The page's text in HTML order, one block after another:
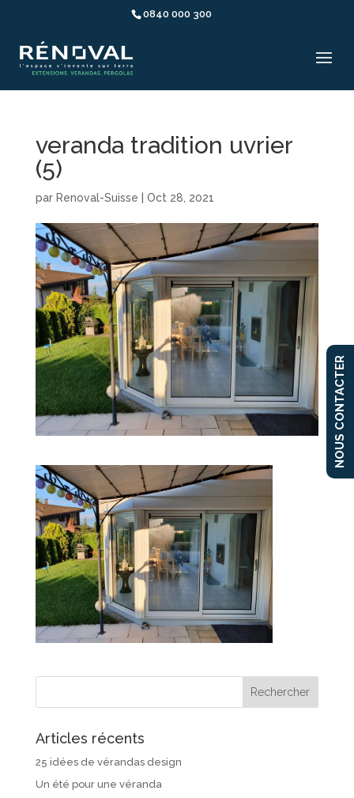
0840 000 300
veranda tradition uvrier
(5)
par Renoval-Suisse Oct 28, 2021
Articles récents
25 idées de vérandas design
Un été pour une véranda
NOUS CONTACTER